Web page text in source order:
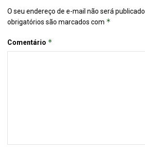
O seu endereço de e-mail não será publicado.
obrigatórios são marcados com *
Comentário *